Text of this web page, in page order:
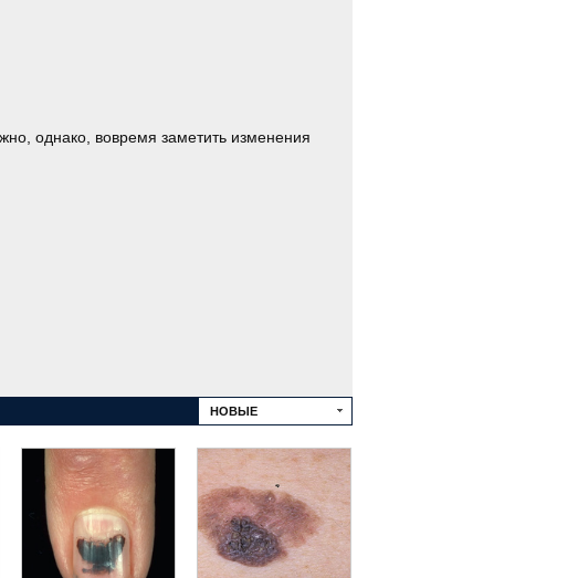
однако, вовремя заметить изменения
НОВЫЕ